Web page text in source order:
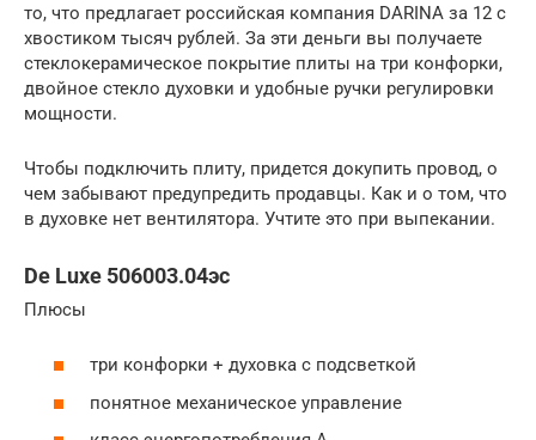
то, что предлагает российская компания DARINA за 12 с
хвостиком тысяч рублей. За эти деньги вы получаете
стеклокерамическое покрытие плиты на три конфорки,
двойное стекло духовки и удобные ручки регулировки
мощности.
Чтобы подключить плиту, придется докупить провод, о
чем забывают предупредить продавцы. Как и о том, что
в духовке нет вентилятора. Учтите это при выпекании.
De Luxe 506003.04эс
Плюсы
три конфорки + духовка с подсветкой
понятное механическое управление